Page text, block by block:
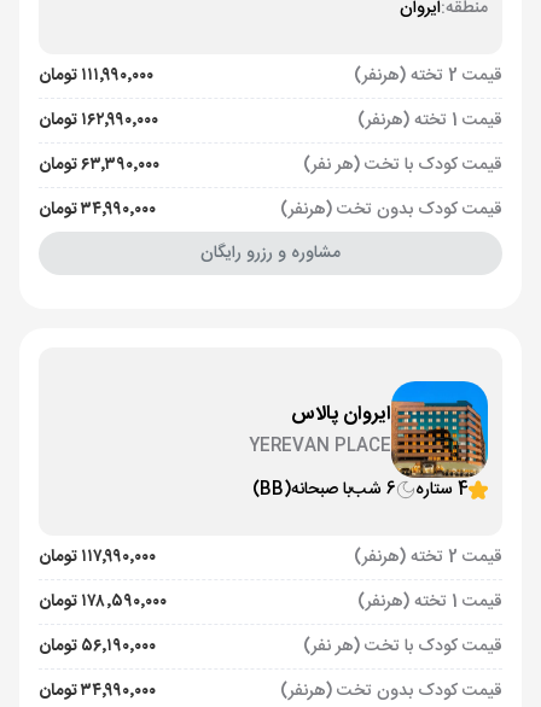
منطقه:ایروان
قیمت 2 تخته (هرنفر)
۱۱۱٬۹۹۰٬۰۰۰ تومان
قیمت 1 تخته (هرنفر)
۱۶۲٬۹۹۰٬۰۰۰ تومان
قیمت کودک با تخت (هر نفر)
۶۳٬۳۹۰٬۰۰۰ تومان
قیمت کودک بدون تخت (هرنفر)
۳۴٬۹۹۰٬۰۰۰ تومان
مشاوره و رزرو رایگان
ایروان پالاس
YEREVAN PLACE
4 ستاره
6 شب با صبحانه(BB)
قیمت 2 تخته (هرنفر)
۱۱۷٬۹۹۰٬۰۰۰ تومان
قیمت 1 تخته (هرنفر)
۱۷۸٬۵۹۰٬۰۰۰ تومان
قیمت کودک با تخت (هر نفر)
۵۶٬۱۹۰٬۰۰۰ تومان
قیمت کودک بدون تخت (هرنفر)
۳۴٬۹۹۰٬۰۰۰ تومان